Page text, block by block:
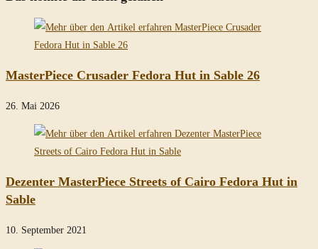
MasterPiece Crusader Fedora Hut in Sable 26
26. Mai 2026
Dezenter MasterPiece Streets of Cairo Fedora Hut in
Sable
10. September 2021